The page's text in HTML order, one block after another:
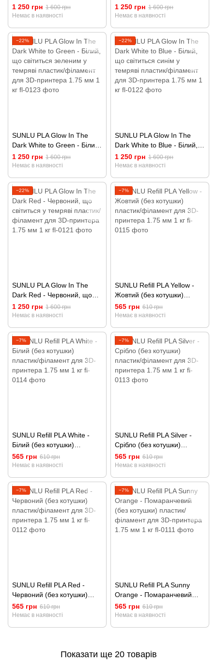
світиться у темряві пластик/
філамент для 3D-принтера
1 250 грн 1 600 грн
Немає в наявності
світиться у темряві пластик/
філамент для 3D-принтера
1 250 грн 1 600 грн
Немає в наявності
−22%
SUNLU PLA Glow In The
Dark White to Green - Білий,
що світиться зеленим у
темряві пластик/філамент
кг
1 250 грн 1 600 грн
Немає в наявності
−22%
SUNLU PLA Glow In The
Dark White to Blue - Білий,
що світиться синім у
темряві пластик/філамент
кг
1 250 грн 1 600 грн
Немає в наявності
−22%
SUNLU PLA Glow In The
Dark Red - Червоний, що
світиться у темряві пластик/
філамент для 3D-принтера
1 250 грн 1 600 грн
Немає в наявності
−7%
SUNLU Refill PLA Yellow -
Жовтий (без котушки)
пластик/філамент для 3D-
принтера 1.75 мм 1 кг
565 грн 610 грн
Немає в наявності
−7%
SUNLU Refill PLA White -
Білий (без котушки)
пластик/філамент для 3D-
принтера 1.75 мм 1 кг
565 грн 610 грн
Немає в наявності
−7%
SUNLU Refill PLA Silver -
Срібло (без котушки)
пластик/філамент для 3D-
принтера 1.75 мм 1 кг
565 грн 610 грн
Немає в наявності
−7%
SUNLU Refill PLA Red -
Червоний (без котушки)
пластик/філамент для 3D-
принтера 1.75 мм 1 кг
565 грн 610 грн
Немає в наявності
−7%
SUNLU Refill PLA Sunny
Orange - Помаранчевий
(без котушки) пластик/
філамент для 3D-принтера
565 грн 610 грн
Немає в наявності
Показати ще 20 товарів